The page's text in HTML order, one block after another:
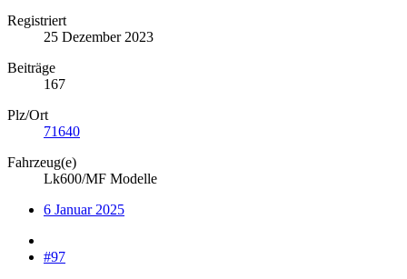
Registriert
25 Dezember 2023
Beiträge
167
Plz/Ort
71640
Fahrzeug(e)
Lk600/MF Modelle
6 Januar 2025
#97